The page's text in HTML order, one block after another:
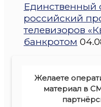
российский
телевизоров
банкротом
Желаете
материал в